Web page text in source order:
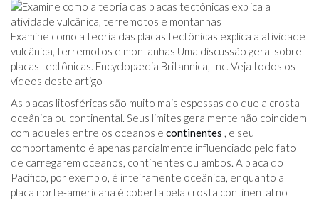
Examine como a teoria das placas tectônicas explica a atividade
vulcânica, terremotos e montanhas Uma discussão geral sobre
placas tectônicas. Encyclopædia Britannica, Inc. Veja todos os
vídeos deste artigo
As placas litosféricas são muito mais espessas do que a crosta
oceânica ou continental. Seus limites geralmente não coincidem
com aqueles entre os oceanos e continentes , e seu
comportamento é apenas parcialmente influenciado pelo fato
de carregarem oceanos, continentes ou ambos. A placa do
Pacífico, por exemplo, é inteiramente oceânica, enquanto a
placa norte-americana é coberta pela crosta continental no